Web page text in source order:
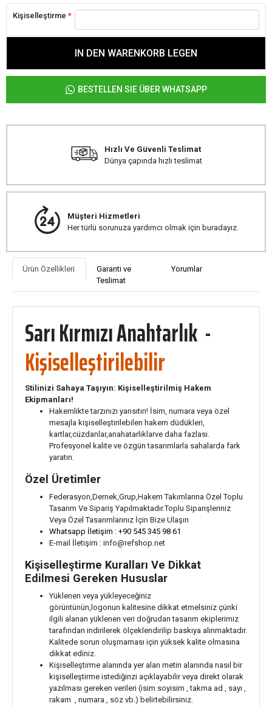
Kişiselleştirme *
IN DEN WARENKORB LEGEN
BESTELLEN SIE ÜBER WHATSAPP
Hızlı Ve Güvenli Teslimat
Dünya çapında hızlı teslimat
Müşteri Hizmetleri
Her türlü sorunuza yardımcı olmak için buradayız.
Ürün Özellikleri
Garanti ve
Teslimat
Yorumlar
Sarı Kırmızı Anahtarlık -
Kişiselleştirilebilir
Stilinizi Sahaya Taşıyın: Kişiselleştirilmiş Hakem
Ekipmanları!
Hakemlikte tarzınızı yansıtın! İsim, numara veya özel
mesajla kişiselleştirilebilen hakem düdükleri,
kartlar,cüzdanlar,anahatarlıklarve daha fazlası.
Profesyonel kalite ve özgün tasarımlarla sahalarda fark
yaratın.
Özel Üretimler
Federasyon,Dernek,Grup,Hakem Takımlarına Özel Toplu
Tasarım Ve Sipariş Yapılmaktadır.Toplu Siparişleriniz
Veya Özel Tasarımlarınız İçin Bize Ulaşın
Whatsapp İletişim : +90 545 345 98 61
E-mail İletişim : info@refshop.net
Kişiselleştirme Kuralları Ve Dikkat
Edilmesi Gereken Hususlar
Yüklenen veya yükleyeceğiniz
görüntünün,logonun kalitesine dikkat etmelsiniz çünki
ilgili alanan yüklenen veri doğrudan tasarım ekiplerimiz
tarafından indirilerek ölçeklendirilip baskıya alınmaktadır.
Kalitede sorun oluşmaması için yüksek kalite olmasına
dikkat ediniz.
Kişiselleştirme alanında yer alan metin alanında nasıl bir
kişiselleştirme istediğinzi açıklayabilir veya direkt olarak
yazılması gereken verileri (isim soyisim , takma ad , sayı ,
rakam , numara , söz vb.) belirtebilirsiniz.